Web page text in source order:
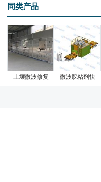
同类产品
土壤微波修复 微波胶粘剂快